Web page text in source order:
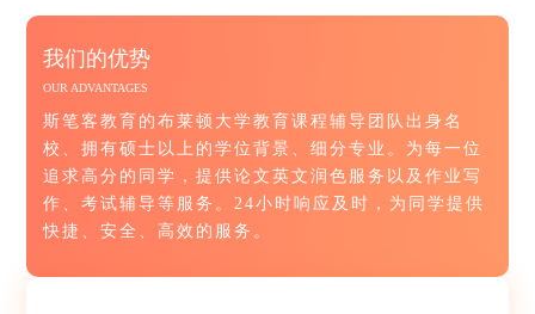
我们的优势
OUR ADVANTAGES
斯笔客教育的布莱顿大学教育课程辅导团队出身名
校、拥有硕士以上的学位背景、细分专业。为每一位
追求高分的同学，提供论文英文润色服务以及作业写
作、考试辅导等服务。24小时响应及时，为同学提供
快捷、安全、高效的服务。